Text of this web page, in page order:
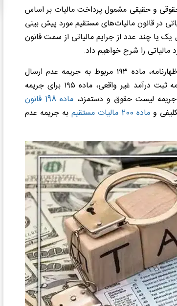
و حقیقی مشمول پرداخت مالیات بر اساس
در قانون مالیات‌های مستقیم مورد پیش بینی
یا چند عدد از جرایم مالیاتی از سمت قانون
مالیاتی را شرح خواهیم داد.
مواد مربوط به جرایم مالیاتی شامل ماده ۱۹۲ مربوط به جرایم مالیاتی در اظهارنامه، ماده ۱۹۳ مربوط به جریمه عدم ارسال
شامل جریمه ثبت درآمد غیر واقعی، ماده ۱۹۵ برای جریمه
ماده 198 قانون
ماده 200 مالیات مستقیم
به جریمه عدم